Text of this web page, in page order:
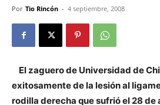
Por Tio Rincón - 4 septiembre, 2008
El zaguero de Universidad de
exitosamente de la lesión al
rodilla derecha que sufrió el 28 de